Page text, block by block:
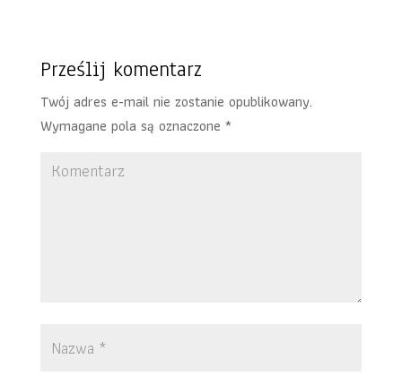
Prześlij komentarz
Twój adres e-mail nie zostanie opublikowany.
Wymagane pola są oznaczone *